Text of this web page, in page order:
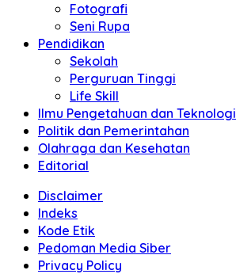
Fotografi
Seni Rupa
Pendidikan
Sekolah
Perguruan Tinggi
Life Skill
Ilmu Pengetahuan dan Teknologi
Politik dan Pemerintahan
Olahraga dan Kesehatan
Editorial
Disclaimer
Indeks
Kode Etik
Pedoman Media Siber
Privacy Policy